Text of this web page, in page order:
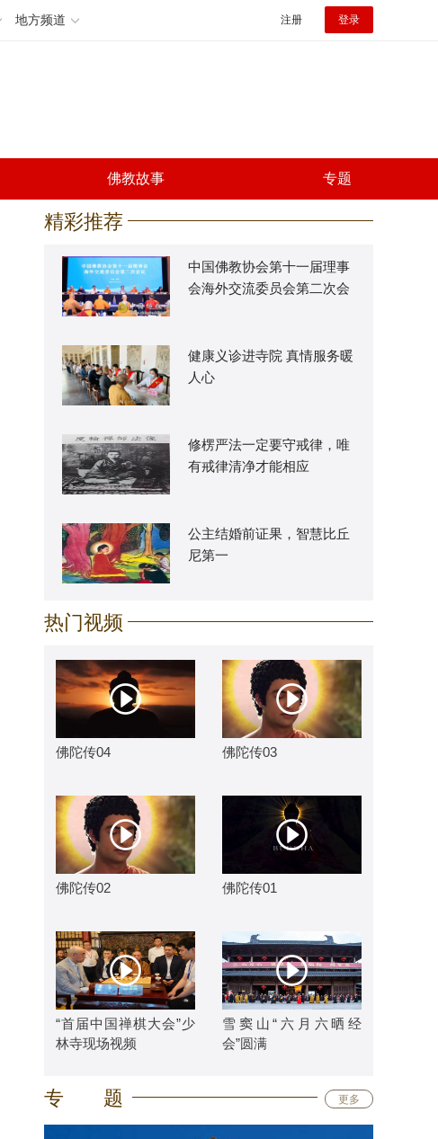
地方频道 注册 登录
佛教故事 专题
精彩推荐
中国佛教协会第十一届理事
会海外交流委员会第二次会
健康义诊进寺院 真情服务暖
人心
修楞严法一定要守戒律，唯
有戒律清净才能相应
公主结婚前证果，智慧比丘
尼第一
热门视频
佛陀传04 佛陀传03
佛陀传02 佛陀传01
“首届中国禅棋大会”少
林寺现场视频
雪窦山“六月六晒经
会”圆满
专题 更多